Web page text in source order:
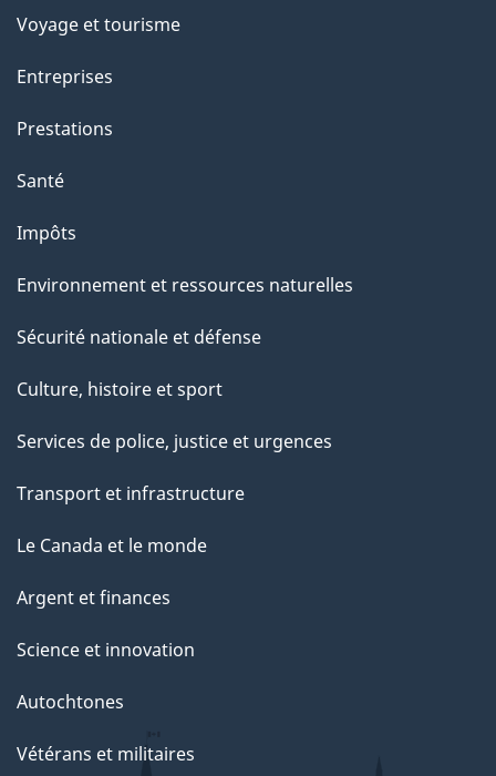
Voyage et tourisme
Entreprises
Prestations
Santé
Impôts
Environnement et ressources naturelles
Sécurité nationale et défense
Culture, histoire et sport
Services de police, justice et urgences
Transport et infrastructure
Le Canada et le monde
Argent et finances
Science et innovation
Autochtones
Vétérans et militaires